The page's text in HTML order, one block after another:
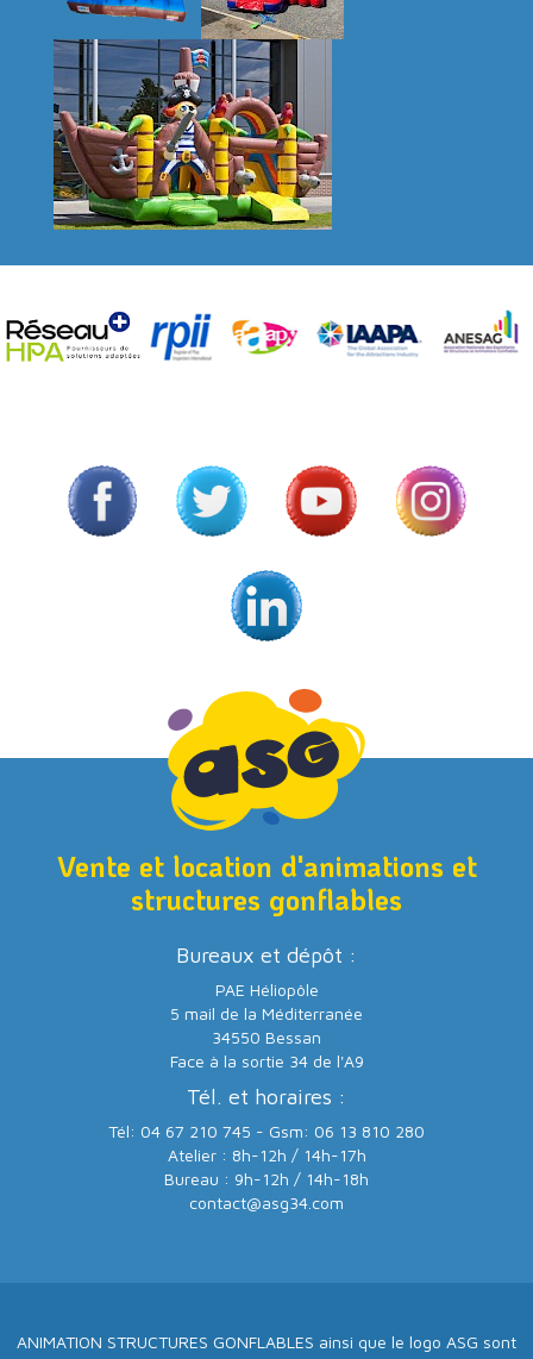
Vente et location d'animations et
structures gonflables
Bureaux et dépôt :
PAE Héliopôle
5 mail de la Méditerranée
34550 Bessan
Face à la sortie 34 de l'A9
Tél. et horaires :
Tél: 04 67 210 745 - Gsm: 06 13 810 280
Atelier : 8h-12h / 14h-17h
Bureau : 9h-12h / 14h-18h
contact@asg34.com
ANIMATION STRUCTURES GONFLABLES ainsi que le logo ASG sont